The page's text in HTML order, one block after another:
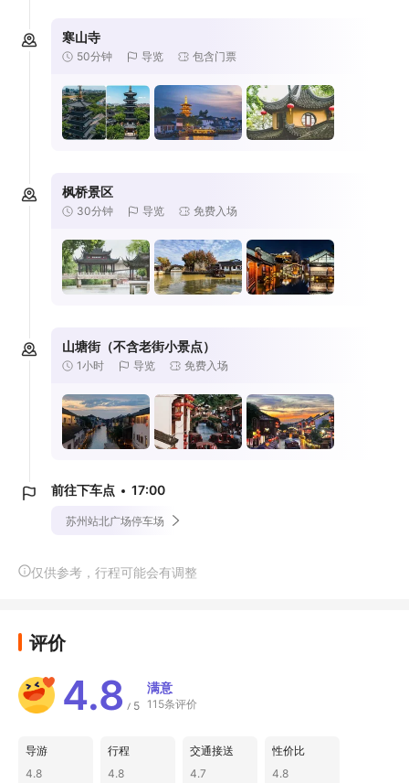
寒山寺
50分钟 导览 包含门票
枫桥景区
30分钟 导览 免费入场
山塘街（不含老街小景点）
1小时 导览 免费入场
前往下车点 17:00
苏州站北广场停车场
仅供参考，行程可能会有调整
评价
4.8 / 5
满意
115条评价
导游
4.8
行程
4.8
交通接送
4.7
性价比
4.8